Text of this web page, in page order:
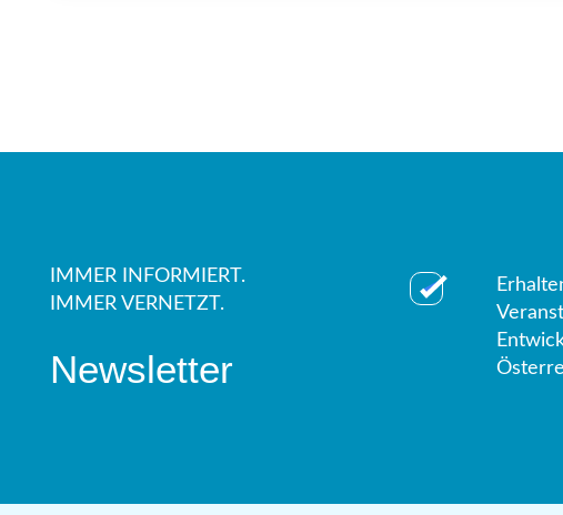
IMMER INFORMIERT.
IMMER VERNETZT.
Newsletter